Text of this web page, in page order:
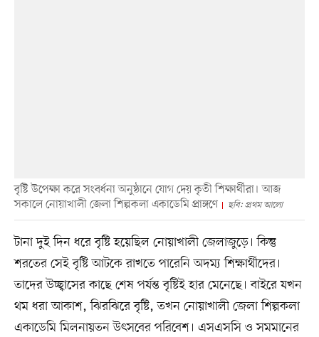
বৃষ্টি উপেক্ষা করে সংবর্ধনা অনুষ্ঠানে যোগ দেয় কৃতী শিক্ষার্থীরা। আজ
সকালে নোয়াখালী জেলা শিল্পকলা একাডেমি প্রাঙ্গণে
ছবি: প্রথম আলো
টানা দুই দিন ধরে বৃষ্টি হয়েছিল নোয়াখালী জেলাজুড়ে। কিন্তু
শরতের সেই বৃষ্টি আটকে রাখতে পারেনি অদম্য শিক্ষার্থীদের।
তাদের উচ্ছ্বাসের কাছে শেষ পর্যন্ত বৃষ্টিই হার মেনেছে। বাইরে যখন
থম ধরা আকাশ, ঝিরঝিরে বৃষ্টি, তখন নোয়াখালী জেলা শিল্পকলা
একাডেমি মিলনায়তন উৎসবের পরিবেশ। এসএসসি ও সমমানের